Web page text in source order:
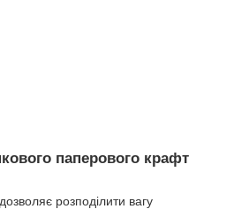
паперового крафт
розподілити вагу